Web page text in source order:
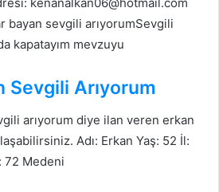
bayan sevgili arıyorumSevgili
kapatayım mevzuyu
Sevgili Arıyorum
arıyorum diye ilan veren erkan
Adı: Erkan Yaş: 52 İl:
72 Medeni